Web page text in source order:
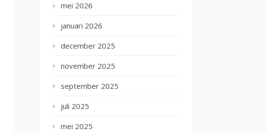
mei 2026
januari 2026
december 2025
november 2025
september 2025
juli 2025
mei 2025